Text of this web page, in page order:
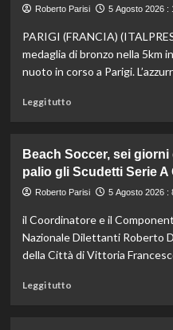
l’Italia
il
bronzo
europeo
Roberto Parisi 5 Agosto 2026 :
PARIGI (FRANCIA)
medaglia di bronzo nella 5km
nuoto in corso a Parigi.
Leggi tuttoLeggi
Paltrinieri
di
bronzo
5
km
di
Beach Soccer, sei
palio gli Scudetti Serie A
Roberto Parisi 5 Agosto 2026 :
il Coordinatore e il
Nazionale Dilettanti Roberto
della Città di Vittoria
Leggi tuttoLeggi